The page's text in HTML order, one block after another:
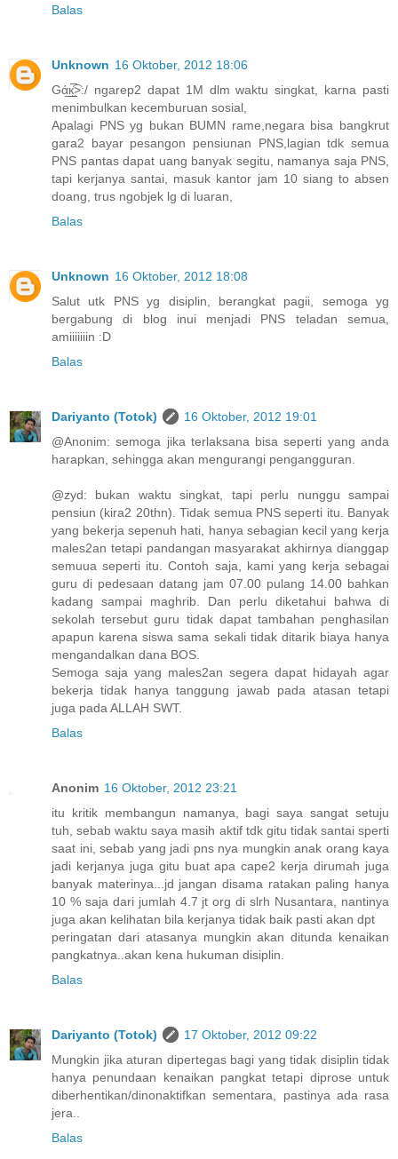
Balas
Unknown 16 Oktober, 2012 18:06
Gά̲к̲̮̲̅͡>:/ ngarep2 dapat 1M dlm waktu singkat, karna pasti
menimbulkan kecemburuan sosial,
Apalagi PNS yg bukan BUMN rame,negara bisa bangkrut
gara2 bayar pesangon pensiunan PNS,lagian tdk semua
PNS pantas dapat uang banyak segitu, namanya saja PNS,
tapi kerjanya santai, masuk kantor jam 10 siang to absen
doang, trus ngobjek lg di luaran,
Balas
Unknown 16 Oktober, 2012 18:08
Salut utk PNS yg disiplin, berangkat pagii, semoga yg
bergabung di blog inui menjadi PNS teladan semua,
amiiiiiiin :D
Balas
Dariyanto (Totok)
16 Oktober, 2012 19:01
@Anonim: semoga jika terlaksana bisa seperti yang anda
harapkan, sehingga akan mengurangi pengangguran.
@zyd: bukan waktu singkat, tapi perlu nunggu sampai
pensiun (kira2 20thn). Tidak semua PNS seperti itu. Banyak
yang bekerja sepenuh hati, hanya sebagian kecil yang kerja
males2an tetapi pandangan masyarakat akhirnya dianggap
semuua seperti itu. Contoh saja, kami yang kerja sebagai
guru di pedesaan datang jam 07.00 pulang 14.00 bahkan
kadang sampai maghrib. Dan perlu diketahui bahwa di
sekolah tersebut guru tidak dapat tambahan penghasilan
apapun karena siswa sama sekali tidak ditarik biaya hanya
mengandalkan dana BOS.
Semoga saja yang males2an segera dapat hidayah agar
bekerja tidak hanya tanggung jawab pada atasan tetapi
juga pada ALLAH SWT.
Balas
Anonim 16 Oktober, 2012 23:21
itu kritik membangun namanya, bagi saya sangat setuju
tuh, sebab waktu saya masih aktif tdk gitu tidak santai sperti
saat ini, sebab yang jadi pns nya mungkin anak orang kaya
jadi kerjanya juga gitu buat apa cape2 kerja dirumah juga
banyak materinya...jd jangan disama ratakan paling hanya
10 % saja dari jumlah 4.7 jt org di slrh Nusantara, nantinya
juga akan kelihatan bila kerjanya tidak baik pasti akan dpt
peringatan dari atasanya mungkin akan ditunda kenaikan
pangkatnya..akan kena hukuman disiplin.
Balas
Dariyanto (Totok)
17 Oktober, 2012 09:22
Mungkin jika aturan dipertegas bagi yang tidak disiplin tidak
hanya penundaan kenaikan pangkat tetapi diprose untuk
diberhentikan/dinonaktifkan sementara, pastinya ada rasa
jera..
Balas